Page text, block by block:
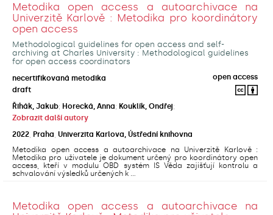
Metodika open access a autoarchivace na
Univerzitě Karlově : Metodika pro koordinátory
open access
Methodological guidelines for open access and self-
archiving at Charles University : Methodological guidelines
for open access coordinators
necertifikovaná metodika
open access
draft
Řihák, Jakub; Horecká, Anna; Kouklík, Ondřej;
Zobrazit další autory
2022 Praha Univerzita Karlova, Ústřední knihovna
Metodika open access a autoarchivace na Univerzitě Karlově :
Metodika pro uživatele je dokument určený pro koordinátory open
access, kteří v modulu OBD systém IS Věda zajišťují kontrolu a
schvalování výsledků určených k ...
Metodika open access a autoarchivace na